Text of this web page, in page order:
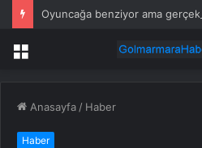
Menü
Anasayfa / Haber
Haber